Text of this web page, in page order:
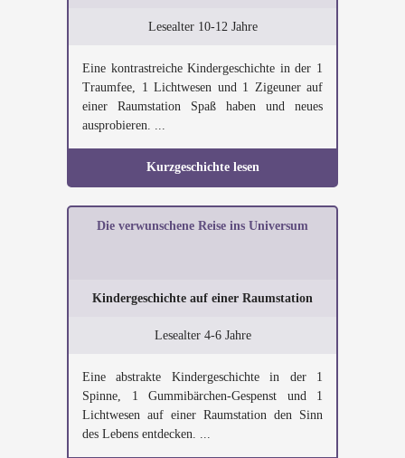
Lesealter 10-12 Jahre
Eine kontrastreiche Kindergeschichte in der 1
Traumfee, 1 Lichtwesen und 1 Zigeuner auf
einer Raumstation Spaß haben und neues
ausprobieren. ...
Kurzgeschichte lesen
Die verwunschene Reise ins Universum
Kindergeschichte auf einer Raumstation
Lesealter 4-6 Jahre
Eine abstrakte Kindergeschichte in der 1
Spinne, 1 Gummibärchen-Gespenst und 1
Lichtwesen auf einer Raumstation den Sinn
des Lebens entdecken. ...